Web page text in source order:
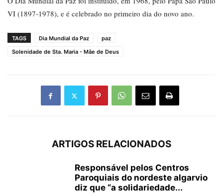
VI (1897-1978), e é celebrado no primeiro dia do novo ano.
TAGS Dia Mundial da Paz
paz
Solenidade de Sta. Maria - Mãe de Deus
ARTIGOS RELACIONADOS
Responsável pelos Centros
Paroquiais do nordeste algarvio
diz que “a solidariedade...